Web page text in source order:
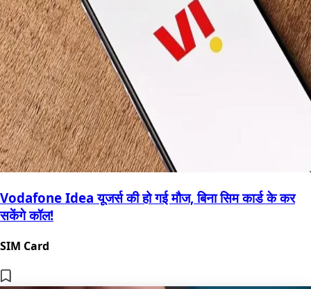
Vodafone Idea यूजर्स की हो गई मौज, बिना सिम कार्ड के कर
सकेंगे कॉल!
SIM Card